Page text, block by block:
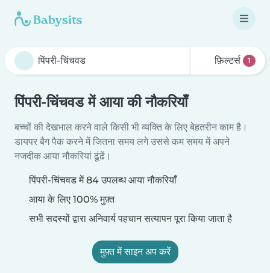
फ़िल्टर्स 1
पिंपरी-चिंचवड में आया की नौकरियाँ
बच्चों की देखभाल करने वाले किसी भी व्यक्ति के लिए बेहतरीन काम है।
डायपर बैग पैक करने में जितना समय लगे उससे कम समय में अपने
नजदीक आया नौकरियां ढूंढें।
पिंपरी-चिंचवड में 84 उपलब्ध आया नौकरियाँ
आया के लिए 100% मुफ़्त
सभी सदस्यों द्वारा अनिवार्य पहचान सत्यापन पूरा किया जाता है
मुफ़्त में साइन अप करें